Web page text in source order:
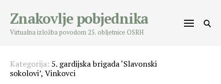
content
Znakovlje pobjednika
Virtualna izložba povodom 25. obljetnice OSRH
Kategorija: 5. gardijska brigada ‘Slavonski
sokolovi’, Vinkovci